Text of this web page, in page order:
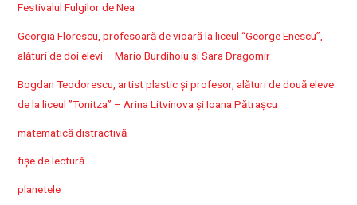
Festivalul Fulgilor de Nea
Georgia Florescu, profesoară de vioară la liceul “George Enescu”,
alături de doi elevi – Mario Burdihoiu și Sara Dragomir
Bogdan Teodorescu, artist plastic și profesor, alături de două eleve
de la liceul ”Tonitza” – Arina Litvinova și Ioana Pătrașcu
matematică distractivă
fișe de lectură
planetele